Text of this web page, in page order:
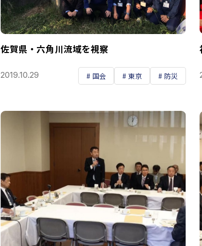
佐賀県・六角川流域を視察
2019.10.29 国会 東京 防災